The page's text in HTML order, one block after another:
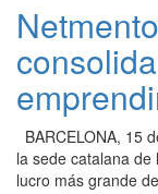
BARCELONA, 15
la sede catalana
lucro más grande